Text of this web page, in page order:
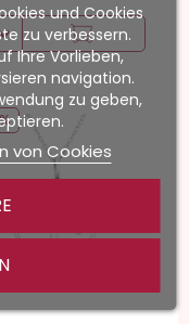
und Cookies
zu verbessern.
Ihre Vorlieben,
navigation.
zu geben,
von Cookies